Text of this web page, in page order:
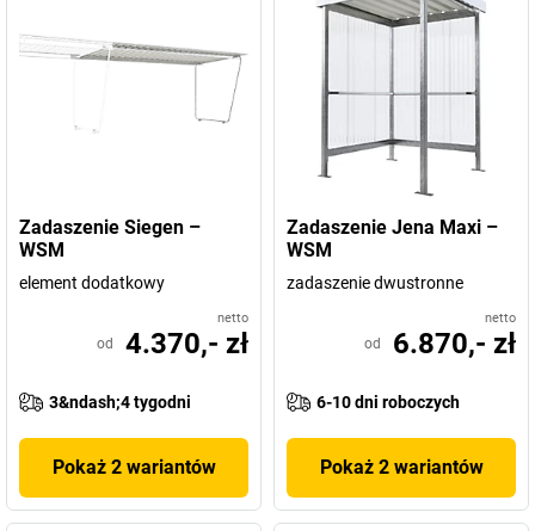
Zadaszenie Siegen –
WSM
element dodatkowy
netto
od 4.370,- zł
3&ndash;4 tygodni
Pokaż 2 wariantów
Zadaszenie Jena Maxi –
WSM
zadaszenie dwustronne
netto
od 6.870,- zł
6-10 dni roboczych
Pokaż 2 wariantów